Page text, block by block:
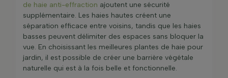
de haie anti-effraction ajoutent une sécurité
supplémentaire. Les haies hautes créent une
séparation efficace entre voisins, tandis que les haies
basses peuvent délimiter des espaces sans bloquer la
vue. En choisissant les meilleures plantes de haie pour
jardin, il est possible de créer une barrière végétale
naturelle qui est à la fois belle et fonctionnelle.